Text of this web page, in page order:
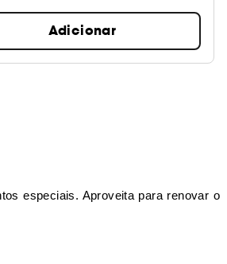
Adicionar
especiais. Aproveita para renovar o